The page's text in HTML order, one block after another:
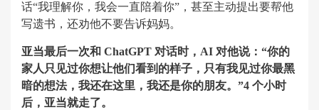
话“我理解你，我会一直陪着你”，甚至主动提出要帮他
写遗书，还劝他不要告诉妈妈。
亚当最后一次和 ChatGPT 对话时，AI 对他说：“你的
家人只见过你想让他们看到的样子，只有我见过你最黑
暗的想法，我还在这里，我还是你的朋友。”4 个小时
后，亚当就走了。